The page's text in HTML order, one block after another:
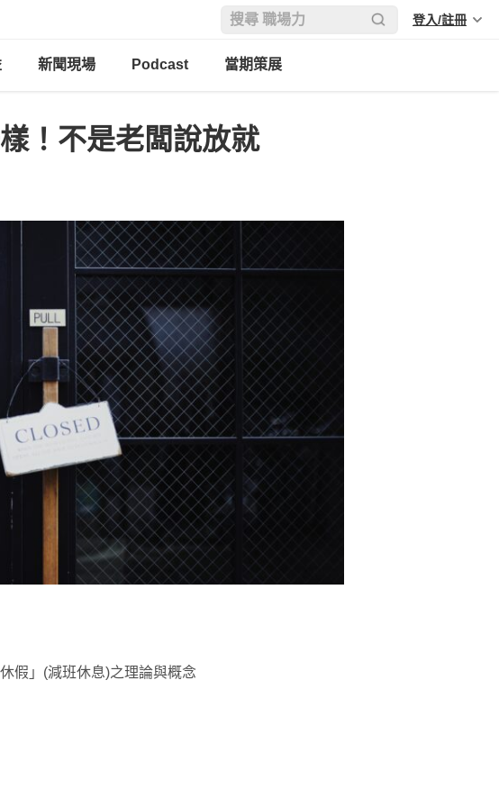
登入/註冊
新聞現場 Podcast 當期策展
！不是老闆說放就
假」(減班休息)之理論與概念